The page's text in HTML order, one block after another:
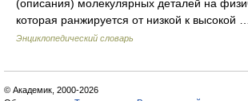
(описания) молекулярных деталей на
которая ранжируется от низкой к высокой
Энциклопедический словарь
© Академик, 2000-2026